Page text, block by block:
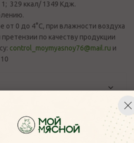
329 ккал/ 1349 Кдж.
от 0 до 4°С, при влажности воздуха
по качеству продукции
control_moymyasnoy76@mail.ru и